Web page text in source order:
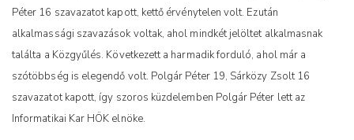
Péter 16 szavazatot kapott, kettő érvénytelen volt. Ezután
alkalmassági szavazások voltak, ahol mindkét jelöltet alkalmasnak
találta a Közgyűlés. Következett a harmadik forduló, ahol már a
szótöbbség is elegendő volt. Polgár Péter 19, Sárközy Zsolt 16
szavazatot kapott, így szoros küzdelemben Polgár Péter lett az
Informatikai Kar HÖK elnöke.